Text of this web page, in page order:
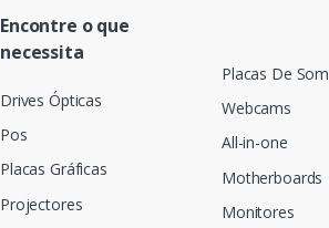
Encontre o que
necessita
Drives Ópticas
Pos
Placas Gráficas
Projectores
Placas De Som
Webcams
All-in-one
Motherboards
Monitores